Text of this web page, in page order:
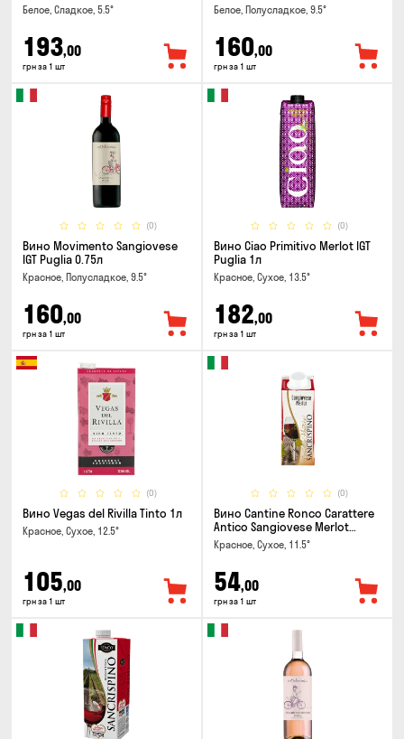
Белое, Сладкое, 5.5°
193,00
грн за 1 шт
Белое, Полусладкое, 9.5°
160,00
грн за 1 шт
(0)
Вино Movimento Sangiovese
IGT Puglia 0.75л
Красное, Полусладкое, 9.5°
160,00
грн за 1 шт
(0)
Вино Ciao Primitivo Merlot IGT
Puglia 1л
Красное, Сухое, 13.5°
182,00
грн за 1 шт
(0)
Вино Vegas del Rivilla Tinto 1л
Красное, Сухое, 12.5°
105,00
грн за 1 шт
(0)
Вино Cantine Ronco Carattere
Antico Sangiovese Merlot
Rubicone IGT 0.25л
Красное, Сухое, 11.5°
54,00
грн за 1 шт